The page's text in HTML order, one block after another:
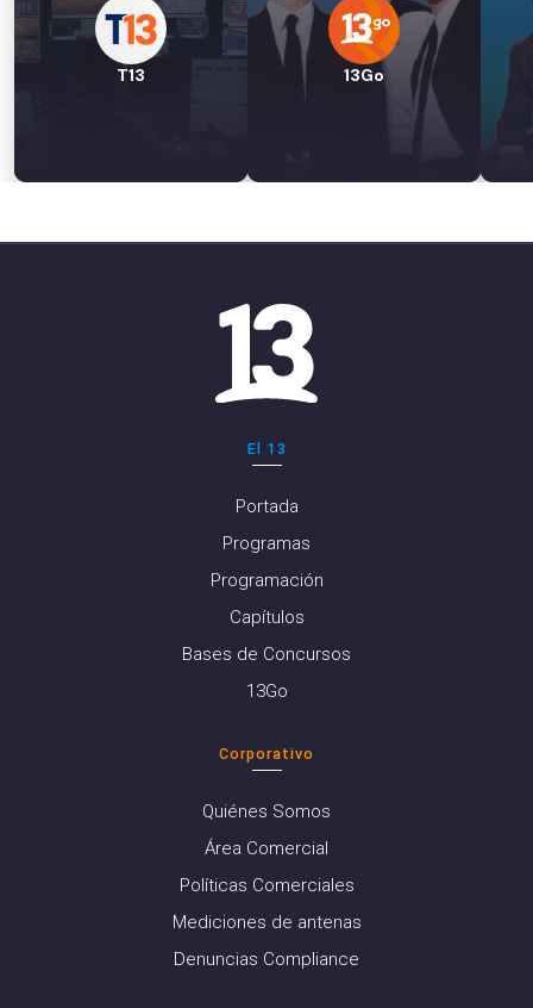
T13 13Go
El 13
Portada
Programas
Programación
Capítulos
Bases de Concursos
13Go
Corporativo
Quiénes Somos
Área Comercial
Políticas Comerciales
Mediciones de antenas
Denuncias Compliance